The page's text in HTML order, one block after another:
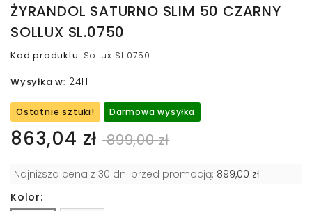
ŻYRANDOL SATURNO SLIM 50 CZARNY
SOLLUX SL.0750
Kod produktu: Sollux SL.0750
Wysyłka w: 24H
Ostatnie sztuki! Darmowa wysyłka
863,04 zł 899,00 zł
Najniższa cena z 30 dni przed promocją: 899,00 zł
Kolor: